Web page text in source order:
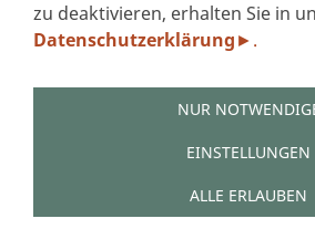
IMPRESSUM
DATENSCHUTZERKLÄRUNG GEM. DSGVO
WIDERRUFSFORMULAR
zu deaktivieren, erhalten Sie in
Datenschutzerklärung ► .
NUR
EINSTELLUNGEN
ALLE ERLAUBEN